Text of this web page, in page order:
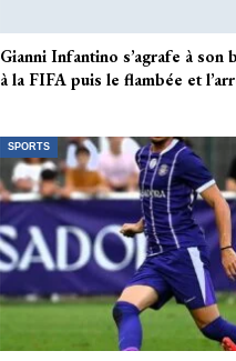
Gianni Infantino s’agrafe à son
à la FIFA puis le flambée et
SPORTS